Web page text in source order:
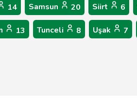
14 Samsun 20 Siirt 6
13 Tunceli 8 Uşak 7